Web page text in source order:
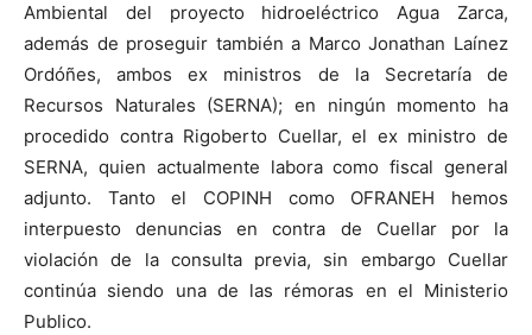
Ambiental del proyecto hidroeléctrico Agua Zarca,
además de proseguir también a Marco Jonathan Laínez
Ordóñes, ambos ex ministros de la Secretaría de
Recursos Naturales (SERNA); en ningún momento ha
procedido contra Rigoberto Cuellar, el ex ministro de
SERNA, quien actualmente labora como fiscal general
adjunto. Tanto el COPINH como OFRANEH hemos
interpuesto denuncias en contra de Cuellar por la
violación de la consulta previa, sin embargo Cuellar
continúa siendo una de las rémoras en el Ministerio
Publico.